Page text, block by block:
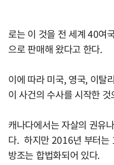
로는 이 것을 전 세계 40여
으로 판매해 왔다고 한다.
이에 따라 미국, 영국, 이탈
이 사건의 수사를 시작한
캐나다에서는 자살의 권유
다. 하지만 2016년 부터는
방조는 합법화되어 있다.